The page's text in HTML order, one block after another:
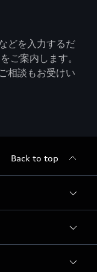
どを入力するだ
ご案内します。
相談もお受けい
Back to top